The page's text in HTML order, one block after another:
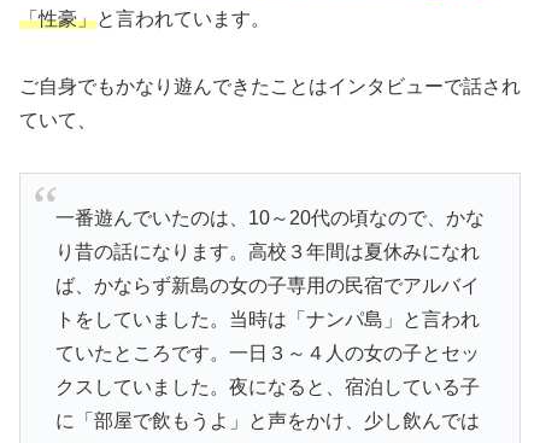
「性豪」と言われています。
ご自身でもかなり遊んできたことはインタビューで話され
ていて、
一番遊んでいたのは、10～20代の頃なので、かな
り昔の話になります。高校３年間は夏休みになれ
ば、かならず新島の女の子専用の民宿でアルバイ
トをしていました。当時は「ナンパ島」と言われ
ていたところです。一日３～４人の女の子とセッ
クスしていました。夜になると、宿泊している子
に「部屋で飲もうよ」と声をかけ、少し飲んでは